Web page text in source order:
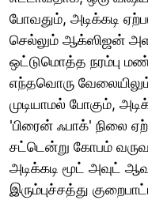
போவதும், அடிக்கடி
செல்லும் ஆக்ஸிஜன்
ஒட்டுமொத்த நரம்பு
எந்தவொரு
முடியாமல் போகும்,
'பிரைன் ஃபாக்' நிலை
சட்டென்று கோபம்
அடிக்கடி மூட் அவுட்
இரும்புச்சத்து